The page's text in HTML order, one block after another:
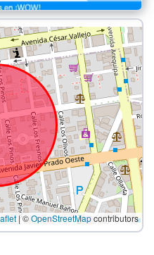
|©OpenStreetMapcontributors